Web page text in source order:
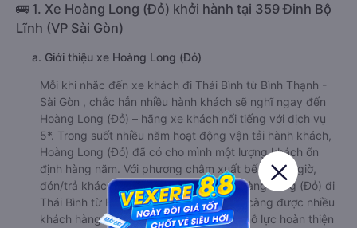
🚌 1. Xe Hoàng Long (Đỏ) khởi hành tại 359 Đinh Bộ
Lĩnh (VP Sài Gòn)
a. Giới thiệu xe Hoàng Long (Đỏ)
Mỗi khi nhắc đến xe khách đi Thái Bình từ Bình Thạnh -
Sài Gòn , chắc hẳn nhiều hành khách sẽ nghĩ ngay đến
Hoàng Long (Đỏ) – hãng xe khách nổi tiếng với dịch vụ
5*. Trong suốt nhiều năm hoạt động vận tải hành khách,
Hoàng Long (Đỏ) đã có cho mình một lượng khách ổn
định hàng năm. Với phương châm xuất bến đúng giờ,
đón/trả khách đúng nơi nên hãng xe Hoàng Long (Đỏ) đi
Thái Bình từ Bình Thạnh - Sài Gòn ngày càng được nhiều
khách hàng mới tin tưởng. Nhà xe luôn nỗ lực hoàn thiện